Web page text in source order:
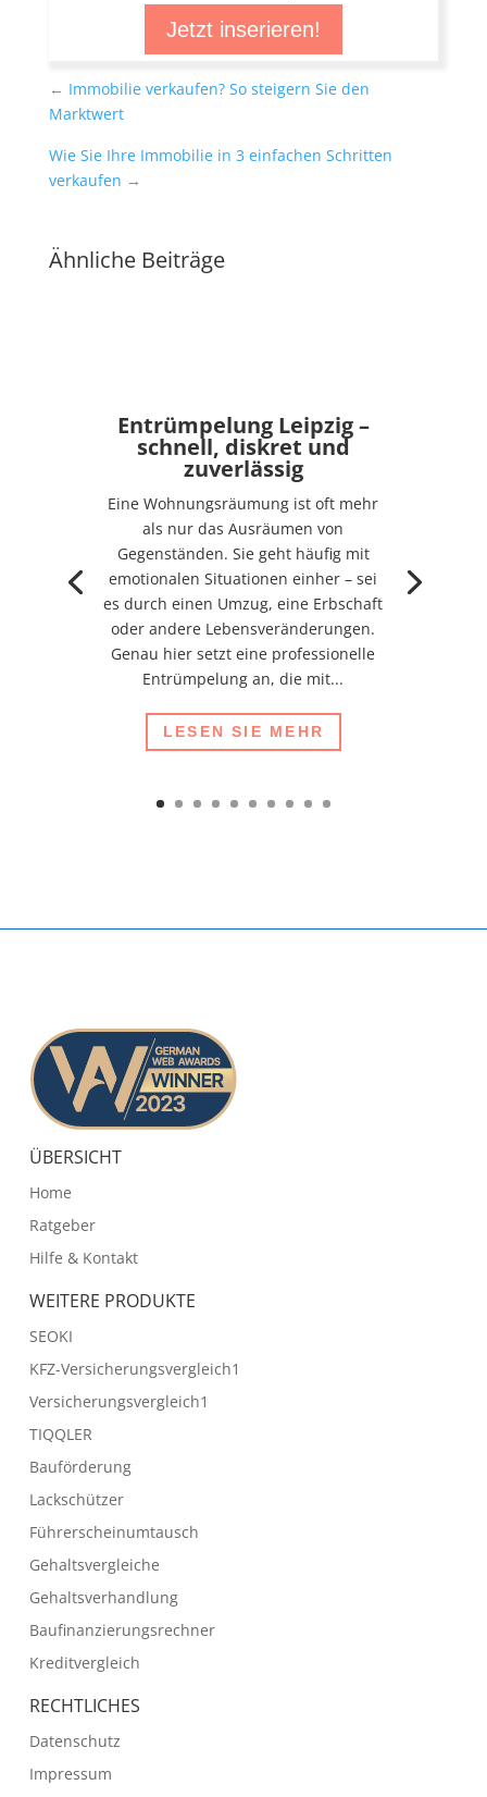
Jetzt inserieren!
← Immobilie verkaufen? So steigern Sie den
Marktwert
Wie Sie Ihre Immobilie in 3 einfachen Schritten
verkaufen →
Ähnliche Beiträge
Entrümpelung Leipzig –
schnell, diskret und
zuverlässig
Eine Wohnungsräumung ist oft mehr
als nur das Ausräumen von
Gegenständen. Sie geht häufig mit
emotionalen Situationen einher – sei
es durch einen Umzug, eine Erbschaft
oder andere Lebensveränderungen.
Genau hier setzt eine professionelle
Entrümpelung an, die mit...
LESEN SIE MEHR
ÜBERSICHT
Home
Ratgeber
Hilfe & Kontakt
WEITERE PRODUKTE
SEOKI
KFZ-Versicherungsvergleich1
Versicherungsvergleich1
TIQQLER
Bauförderung
Lackschützer
Führerscheinumtausch
Gehaltsvergleiche
Gehaltsverhandlung
Baufinanzierungsrechner
Kreditvergleich
RECHTLICHES
Datenschutz
Impressum